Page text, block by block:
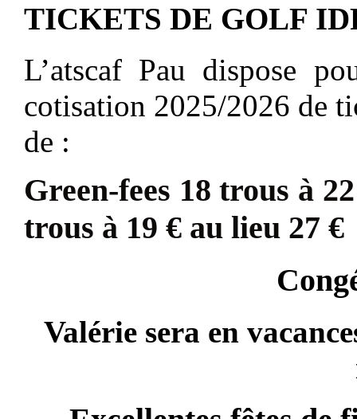
TICKETS DE GOLF
L’atscaf Pau dispose
cotisation 2025/2026 de
de :
Green-fees 18 trous à
trous à 19 € au lieu 27 €
Valérie sera en